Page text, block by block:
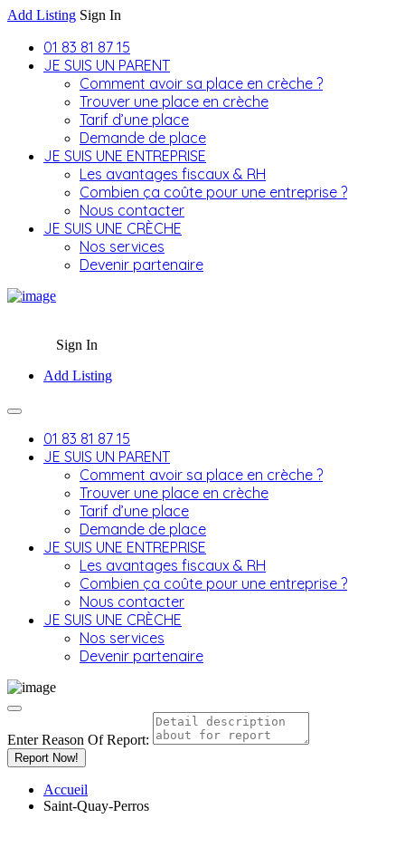
Add Listing Sign In
01 83 81 87 15
JE SUIS UN PARENT
Comment avoir sa place en crèche ?
Trouver une place en crèche
Tarif d’une place
Demande de place
JE SUIS UNE ENTREPRISE
Les avantages fiscaux & RH
Combien ça coûte pour une entreprise ?
Nous contacter
JE SUIS UNE CRÈCHE
Nos services
Devenir partenaire
Sign In
Add Listing
01 83 81 87 15
JE SUIS UN PARENT
Comment avoir sa place en crèche ?
Trouver une place en crèche
Tarif d’une place
Demande de place
JE SUIS UNE ENTREPRISE
Les avantages fiscaux & RH
Combien ça coûte pour une entreprise ?
Nous contacter
JE SUIS UNE CRÈCHE
Nos services
Devenir partenaire
Enter Reason Of Report:
Report Now!
Accueil
Saint-Quay-Perros